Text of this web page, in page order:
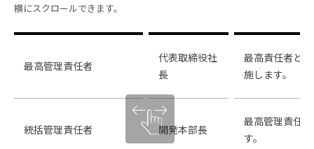
最高管理責任者
代表取締役社
長
最高責任者と
施します。
統括管理責任者 開発本部長
最高管理責任
す。